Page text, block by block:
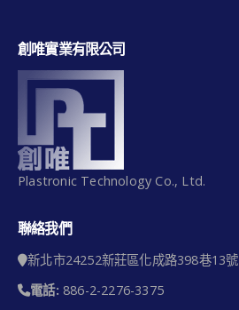
創唯實業有限公司
Plastronic Technology Co., Ltd.
聯絡我們
新北市24252新莊區化成路398巷13號
電話: 886-2-2276-3375